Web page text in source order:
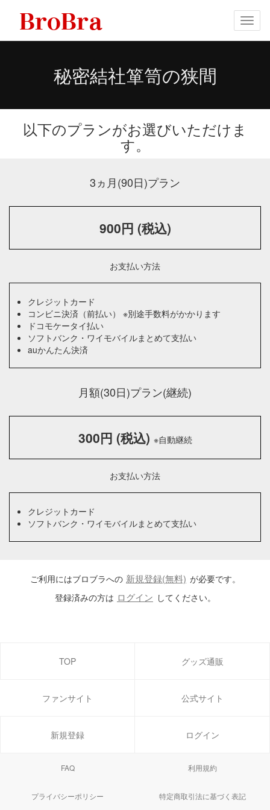
メ
ニ
秘密結社箪笥の狭間
以下のプランがお選びいただけま
す。
3ヵ月(90日)プラン
900円 (税込)
お支払い方法
クレジットカード
コンビニ決済（前払い） ※別途手数料がかかります
ドコモケータイ払い
ソフトバンク・ワイモバイルまとめて支払い
auかんたん決済
月額(30日)プラン(継続)
300円 (税込) ※自動継続
お支払い方法
クレジットカード
ソフトバンク・ワイモバイルまとめて支払い
ご利用にはブロブラへの 新規登録(無料) が必要です。
登録済みの方は ログイン してください。
TOP グッズ通販
ファンサイト 公式サイト
新規登録 ログイン
FAQ 利用規約
プライバシーポリシー 特定商取引法に基づく表記